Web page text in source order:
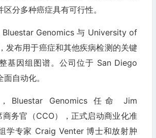
分多种癌症具有可行性。
Bluestar Genomics 与 University of
发布用于癌症和其他疾病检测的关键
基因组图谱。公司位于 San Diego
自动化。
Bluestar Genomics 任命 Jim
务官（CCO），正式启动商业化准
学专家 Craig Venter 博士和放射肿